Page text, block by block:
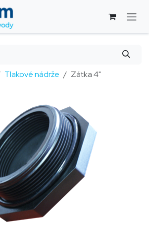
Tlakové nádrže Zátka 4"